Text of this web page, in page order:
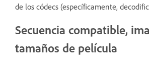
de los códecs (específicamente,
Secuencia compatible,
tamaños de película